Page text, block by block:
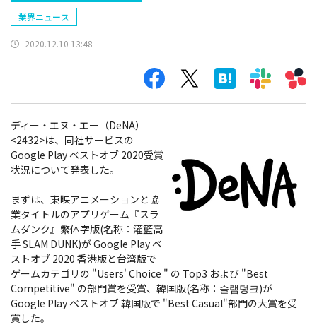
業界ニュース
2020.12.10 13:48
ディー・エヌ・エー（DeNA）
<2432>は、同社サービスの
Google Play ベストオブ 2020受賞
状況について発表した。
まずは、東映アニメーションと協
業タイトルのアプリゲーム『スラ
ムダンク』繁体字版(名称：灌籃高
手 SLAM DUNK)が Google Play ベ
ストオブ 2020 香港版と台湾版で
ゲームカテゴリの "Users' Choice " の Top3 および "Best
Competitive" の部門賞を受賞、韓国版(名称：슬램덩크)が
Google Play ベストオブ 韓国版で "Best Casual"部門の大賞を受
賞した。